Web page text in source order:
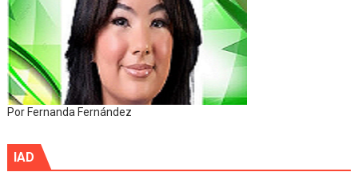
Por Fernanda Fernández
IAD